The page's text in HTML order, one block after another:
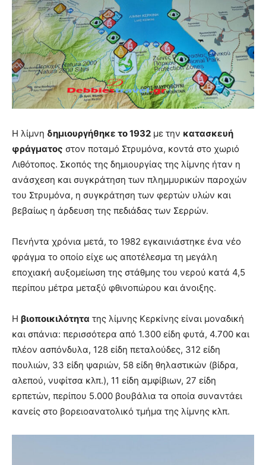
Η λίμνη δημιουργήθηκε το 1932 με την κατασκευή
φράγματος στον ποταμό Στρυμόνα, κοντά στο χωριό
Λιθότοπος. Σκοπός της δημιουργίας της λίμνης ήταν η
ανάσχεση και συγκράτηση των πλημμυρικών παροχών
του Στρυμόνα, η συγκράτηση των φερτών υλών και
βεβαίως η άρδευση της πεδιάδας των Σερρών.
Πενήντα χρόνια μετά, το 1982 εγκαινιάστηκε ένα νέο
φράγμα το οποίο είχε ως αποτέλεσμα τη μεγάλη
εποχιακή αυξομείωση της στάθμης του νερού κατά 4,5
περίπου μέτρα μεταξύ φθινοπώρου και άνοιξης.
Η βιοποικιλότητα της λίμνης Κερκίνης είναι μοναδική
και σπάνια: περισσότερα από 1.300 είδη φυτά, 4.700 και
πλέον ασπόνδυλα, 128 είδη πεταλούδες, 312 είδη
πουλιών, 33 είδη ψαριών, 58 είδη θηλαστικών (βίδρα,
αλεπού, νυφίτσα κλπ.), 11 είδη αμφίβιων, 27 είδη
ερπετών, περίπου 5.000 βουβάλια τα οποία συναντάει
κανείς στο βορειοανατολικό τμήμα της λίμνης κλπ.